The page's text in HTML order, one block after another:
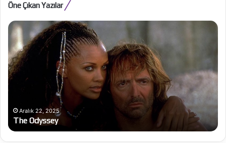
Öne Çıkan Yazılar
The
Odyssey
Aralık 22, 2025
The Odyssey